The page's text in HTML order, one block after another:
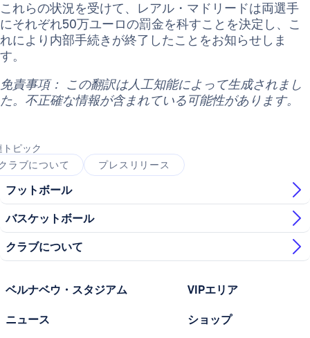
これらの状況を受けて、レアル・マドリードは両選手
にそれぞれ50万ユーロの罰金を科すことを決定し、こ
れにより内部手続きが終了したことをお知らせしま
す。
免責事項： この翻訳は人工知能によって生成されまし
た。不正確な情報が含まれている可能性があります。
トピック
ラブについて
プレスリリース
フットボール
バスケットボール
クラブについて
ベルナベウ・スタジアム
ニュース
VIPエリア
ショップ